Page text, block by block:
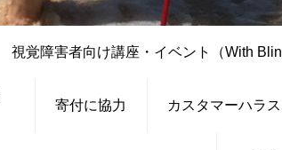
視覚障害者向け講座・イベント（With
寄付に協力 カスタマーハラ